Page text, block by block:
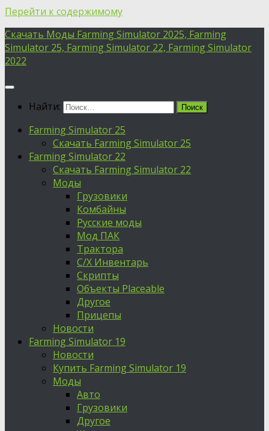
Перейти к содержимому
Скачать Моды Farming Simulator 2025, Farming
Simulator 25, Farming Simulator 22, Farming Simulator
2022
Найти:
Farming Simulator 25
Скачать Farming Simulator 25
Farming Simulator 22
Скачать Farming Simulator 22
Моды
Грузовики
Комбайны
Русские моды
Мод ПАК
Трактора
С/Х Инвентарь
Скрипты
Объекты Placeable
Другое
Прицепы
Новости
Farming Simulator 19
Новости
Купить Farming Simulator 19
Моды
Авто
Грузовики
Другое